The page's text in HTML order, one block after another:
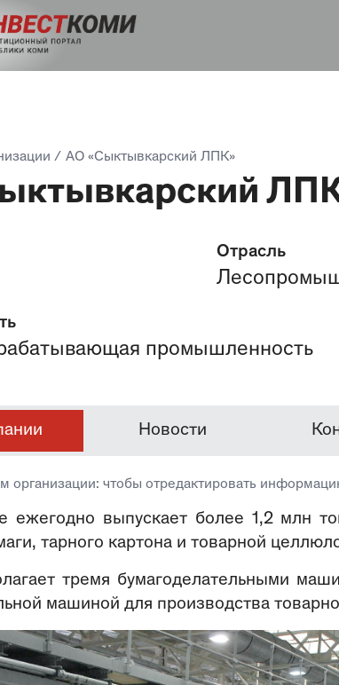
/ АО «Сыктывкарский ЛПК»
Отрасль
промышленность
Новости
организации: чтобы отредактировать
ежегодно выпускает более 1,2 млн
тарного картона и товарной
тремя бумагоделательными
машиной для производства